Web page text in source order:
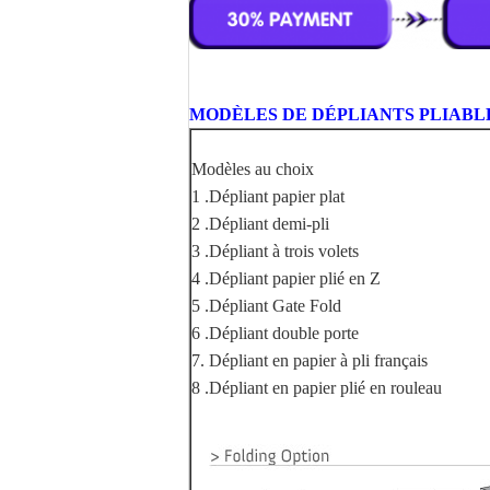
MODÈLES DE DÉPLIANTS
Modèles au choix
1 .Dépliant papier plat
2 .Dépliant demi-pli
3 .Dépliant à trois volets
4 .Dépliant papier plié en Z
5 .Dépliant Gate Fold
6 .Dépliant double porte
7. Dépliant en papier à pli français
8 .Dépliant en papier plié en rouleau